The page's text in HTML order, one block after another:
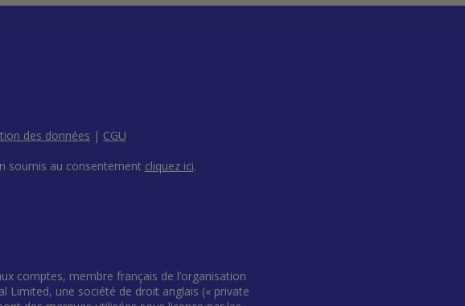
des données | CGU
soumis au consentement cliquez ici.​
comptes, membre français de l’organisation
Limited, une société de droit anglais (« private